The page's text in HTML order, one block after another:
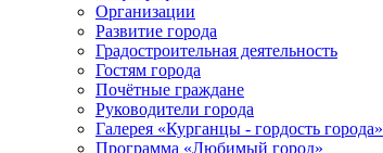
Организации
Развитие города
Градостроительная деятельность
Гостям города
Почётные граждане
Руководители города
Галерея «Курганцы - гордость города»
Программа «Любимый город»